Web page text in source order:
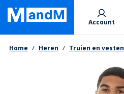
Skip
main
content
Primary departments
Account
Kruimelpad
Home Heren Truien en vesten